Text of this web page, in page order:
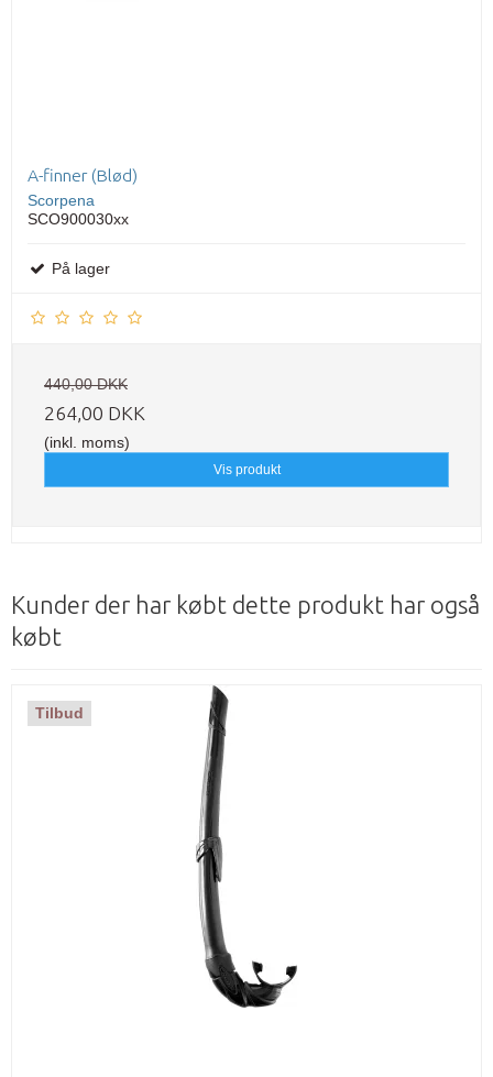
A-finner (Blød)
Scorpena
SCO900030xx
På lager
440,00 DKK
264,00 DKK
(inkl. moms)
Vis produkt
Kunder der har købt dette produkt har også
købt
Tilbud